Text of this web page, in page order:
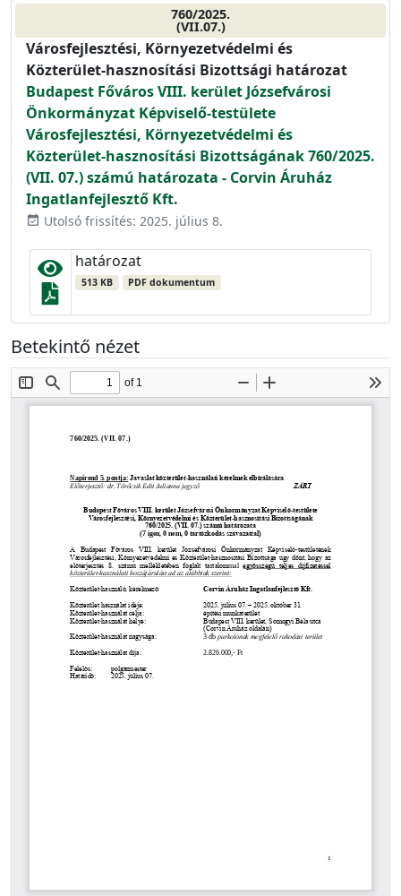
760/2025.
(VII.07.)
Városfejlesztési, Környezetvédelmi és
Közterület-hasznosítási Bizottsági határozat
Budapest Főváros VIII. kerület Józsefvárosi
Önkormányzat Képviselő-testülete
Városfejlesztési, Környezetvédelmi és
Közterület-hasznosítási Bizottságának 760/2025.
(VII. 07.) számú határozata - Corvin Áruház
Ingatlanfejlesztő Kft.
event_available Utolsó frissítés: 2025. július 8.
határozat
513 KB PDF dokumentum
Betekintő nézet